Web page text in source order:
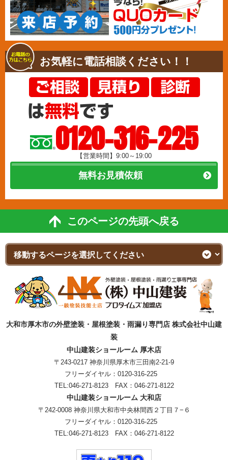
お気軽に電話相談ください！！
0120-316-225
【営業時間】9:00～19:00
無料お見積依頼
このページの先頭へ戻る
大和市厚木市の外壁塗装・屋根塗装・雨漏り専門店 株式会社中山建
装
中山建装ショールーム 厚木店
〒243-0217 神奈川県厚木市三田南2-21-9
フリーダイヤル： 0120-316-225
TEL:046-271-8123 FAX：046-271-8122
中山建装ショールーム 大和店
〒242-0008 神奈川県大和市中央林間西２丁目７−６
フリーダイヤル： 0120-316-225
TEL:046-271-8123 FAX：046-271-8122